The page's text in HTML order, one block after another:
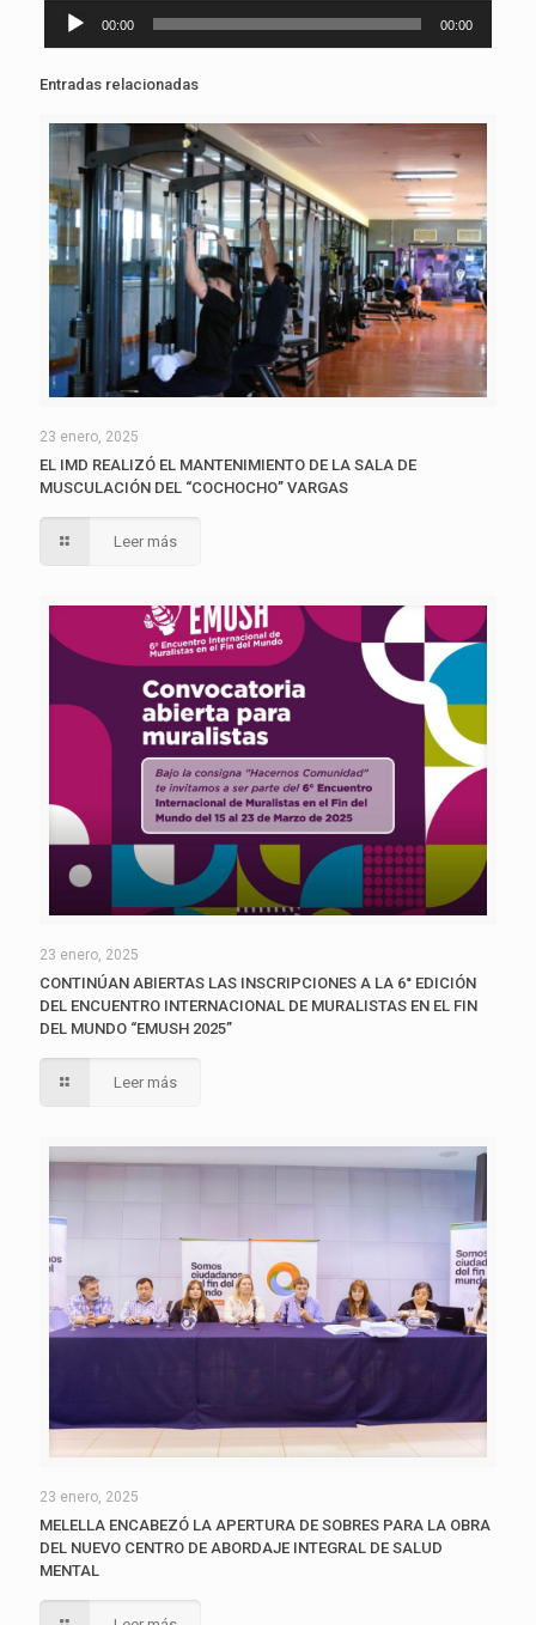
Reproductor
00:00 00:00
Entradas relacionadas
23 enero, 2025
EL IMD REALIZÓ EL MANTENIMIENTO DE LA SALA DE
MUSCULACIÓN DEL “COCHOCHO” VARGAS
Leer más
23 enero, 2025
CONTINÚAN ABIERTAS LAS INSCRIPCIONES A LA 6° EDICIÓN
DEL ENCUENTRO INTERNACIONAL DE MURALISTAS EN EL FIN
DEL MUNDO “EMUSH 2025”
Leer más
23 enero, 2025
MELELLA ENCABEZÓ LA APERTURA DE SOBRES PARA LA OBRA
DEL NUEVO CENTRO DE ABORDAJE INTEGRAL DE SALUD
MENTAL